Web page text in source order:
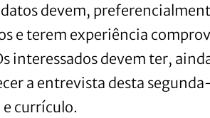
devem,
e terem experiência
interessados devem ter,
a entrevista desta
currículo.